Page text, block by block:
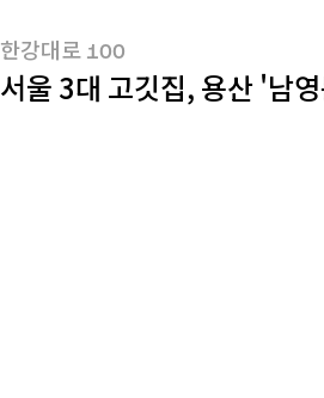
한강대로 100
서울 3대 고깃집, 용산 '남